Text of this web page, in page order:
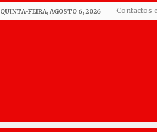
QUINTA-FEIRA, AGOSTO 6, 2026 Contactos